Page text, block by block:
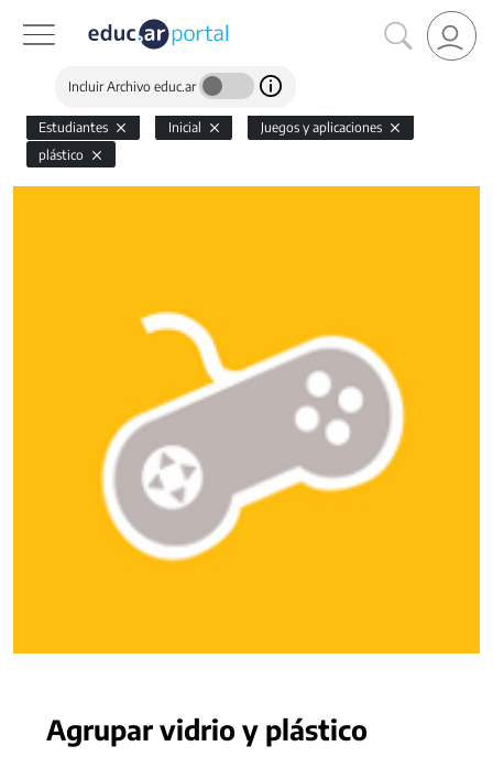
Incluir Archivo educ.ar
Estudiantes Inicial
Juegos y aplicaciones
plástico
Agrupar vidrio y plástico